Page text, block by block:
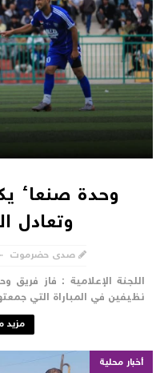
وحدة صنعاء
وتعادل
صدى حضرموت
الإعلامية : فاز فريق
في المباراة التي
مزيد من
أخبار محلية